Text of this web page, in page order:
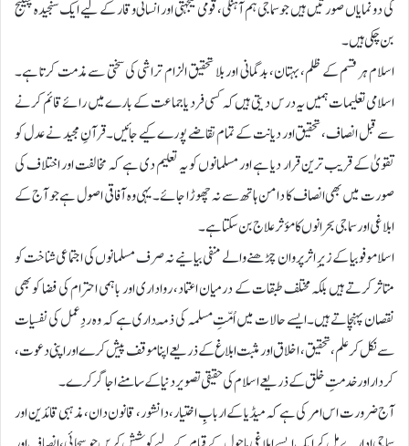
کی دو نمایاں صورتیں ہیں جو سماجی ہم آہنگی، قومی یکجہتی اور انسانی وقار کے لیے ایک سنجیدہ چیلنج
بن چکی ہیں۔
اسلام ہر قسم کے ظلم، بہتان، بدگمانی اور بلا تحقیق الزام تراشی کی سختی سے مذمت کرتا ہے۔
اسلامی تعلیمات ہمیں یہ درس دیتی ہیں کہ کسی فرد یا جماعت کے بارے میں رائے قائم کرنے
سے قبل انصاف، تحقیق اور دیانت کے تمام تقاضے پورے کیے جائیں۔ قرآنِ مجید نے عدل کو
تقویٰ کے قریب ترین قرار دیا ہے اور مسلمانوں کو یہ تعلیم دی ہے کہ مخالفت اور اختلاف کی
صورت میں بھی انصاف کا دامن ہاتھ سے نہ چھوڑا جائے۔ یہی وہ آفاقی اصول ہے جو آج کے
ابلاغی اور سماجی بحرانوں کا مؤثر علاج بن سکتا ہے۔
اسلاموفوبیا کے زیرِ اثر پروان چڑھنے والے منفی بیانیے نہ صرف مسلمانوں کی اجتماعی شناخت کو
متاثر کرتے ہیں بلکہ مختلف طبقات کے درمیان اعتماد، رواداری اور باہمی احترام کی فضا کو بھی
نقصان پہنچاتے ہیں۔ ایسے حالات میں اُمّتِ مسلمہ کی ذمّہ داری ہے کہ وہ ردِ عمل کی نفسیات
سے نکل کر علم، تحقیق، اخلاق اور مثبت ابلاغ کے ذریعے اپنا موقف پیش کرے اور اپنی دعوت،
کردار اور خدمتِ خلق کے ذریعے اسلام کی حقیقی تصویر دنیا کے سامنے اجاگر کرے۔
آج ضرورت اس امر کی ہے کہ میڈیا کے اربابِ اختیار، دانشور، قانون دان، مذہبی قائدین اور